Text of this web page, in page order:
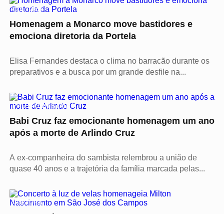
CULTURA
Homenagem a Monarco move bastidores e
emociona diretoria da Portela
Elisa Fernandes destaca o clima no barracão durante os
preparativos e a busca por um grande desfile na...
PROTAGONISTAS
Babi Cruz faz emocionante homenagem um ano
após a morte de Arlindo Cruz
A ex-companheira do sambista relembrou a união de
quase 40 anos e a trajetória da família marcada pelas...
CULTURA